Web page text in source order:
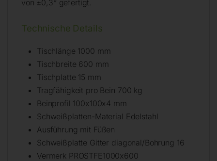
von ±0,3° gefertigt.
Technische Details
Tischlänge 1000 mm
Tischbreite 600 mm
Tischplatte 15 mm
Tragfähigkeit pro Bein 700 kg
Beinprofil 100x100x4 mm
Schweißplatten-Material Edelstahl
Ausführung mit Füßen
Schweißplatte Gitter diagonal/Bohrung 16
Vermerk PROSTFE1000x600